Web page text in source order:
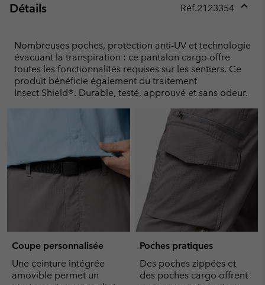
Détails Réf.2123354
Nombreuses poches, protection anti-UV et technologie
évacuant la transpiration : ce pantalon cargo offre
toutes les fonctionnalités requises sur les sentiers. Ce
produit bénéficie également du traitement
Insect Shield®. Durable, testé, approuvé et sans odeur.
Coupe personnalisée
Une ceinture intégrée
amovible permet un
Poches pratiques
Des poches zippées et
des poches cargo offrent